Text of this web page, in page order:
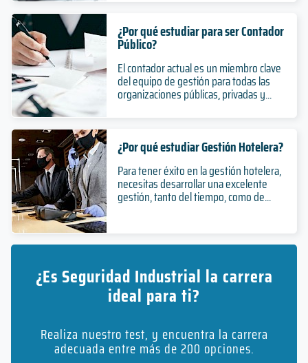
¿Por qué estudiar para ser Contador
Público?
El contador actual es un miembro clave
del equipo de gestión para todas las
organizaciones públicas, privadas y...
¿Por qué estudiar Gestión Hotelera?
Para tener éxito en la gestión hotelera,
necesitas desarrollar una excelente
gestión, tanto del tiempo, como de...
¿Es Seguridad Industrial la carrera
ideal para ti?
Realiza nuestro test, y encuentra la carrera
adecuada entre más de 200 opciones.